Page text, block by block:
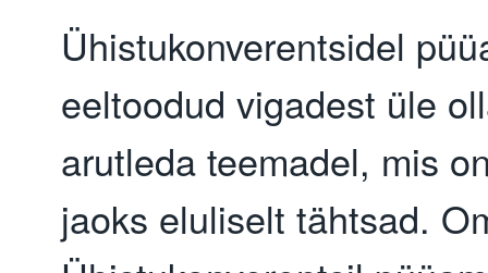
Ühistukonverentsidel
eeltoodud vigadest üle
arutleda teemadel, mis
jaoks eluliselt tähtsad.